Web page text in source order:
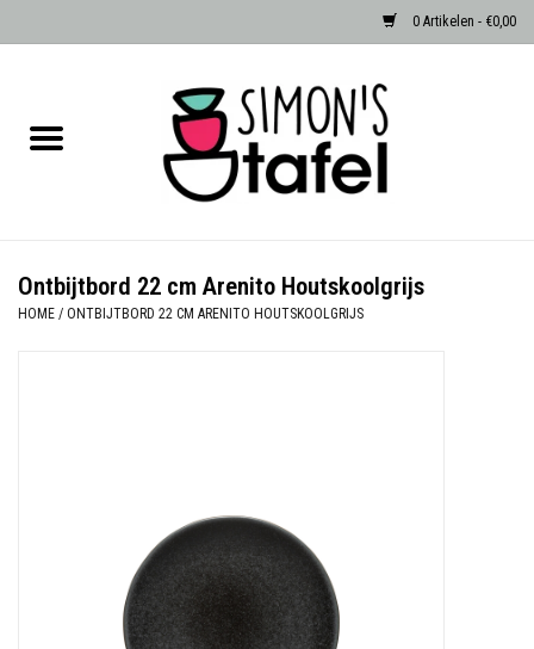
0 Artikelen - €0,00
Albast waxinehouders van Zenza
Ontbijtbord 22 cm Arenito Houtskoolgrijs
HOME / ONTBIJTBORD 22 CM ARENITO HOUTSKOOLGRIJS